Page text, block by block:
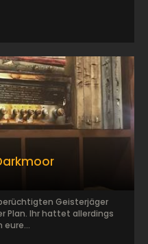
Geisterjäger
Plan. Ihr hattet allerdings